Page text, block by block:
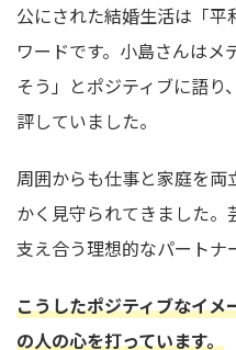
公にされた結婚生活は「
ワードです。小島さんは
そう」とポジティブに語り
評していました。
周囲からも仕事と家庭を
かく見守られてきました
支え合う理想的なパートナ
こうしたポジティブなイ
の人の心を打っています。